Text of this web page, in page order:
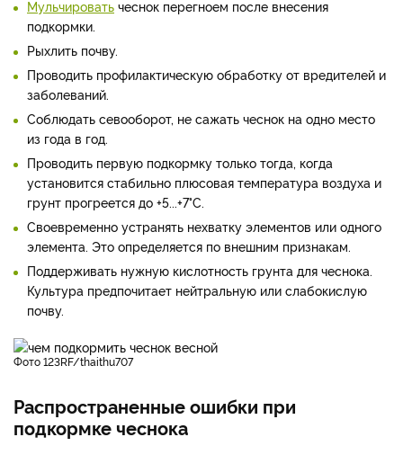
Мульчировать чеснок перегноем после внесения
подкормки.
Рыхлить почву.
Проводить профилактическую обработку от вредителей и
заболеваний.
Соблюдать севооборот, не сажать чеснок на одно место
из года в год.
Проводить первую подкормку только тогда, когда
установится стабильно плюсовая температура воздуха и
грунт прогреется до +5...+7°С.
Своевременно устранять нехватку элементов или одного
элемента. Это определяется по внешним признакам.
Поддерживать нужную кислотность грунта для чеснока.
Культура предпочитает нейтральную или слабокислую
почву.
фото 123RF/thaithu707
Распространенные ошибки при
подкормке чеснока